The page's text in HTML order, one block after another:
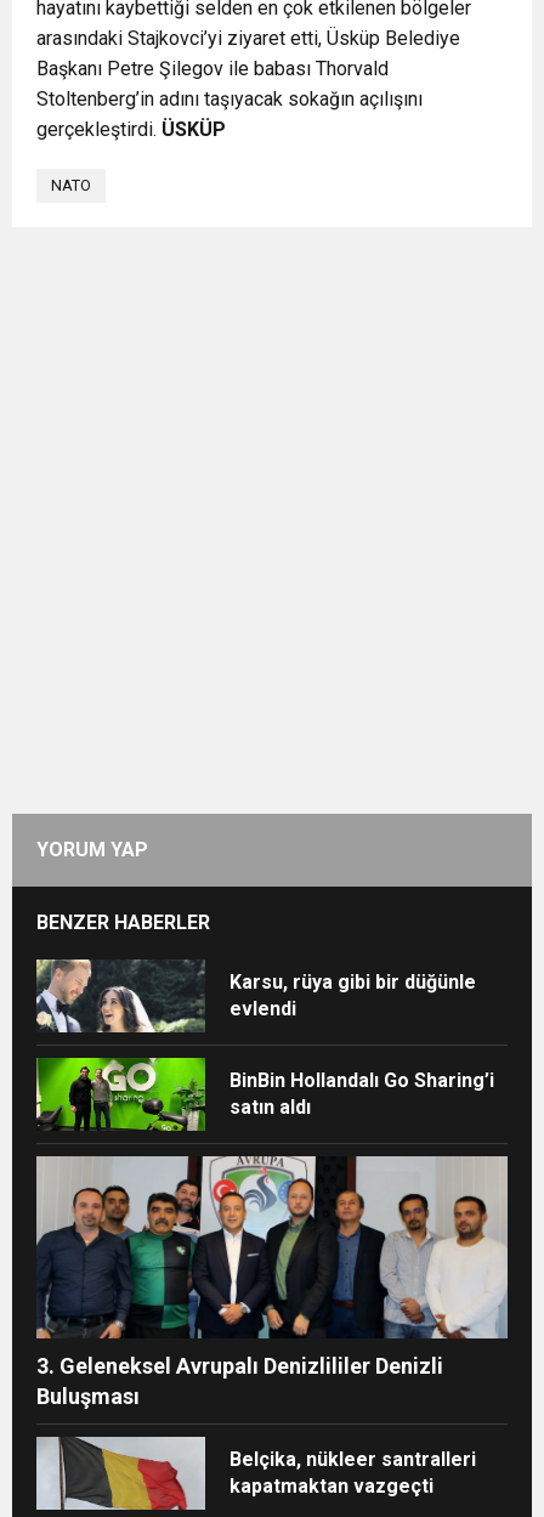
hayatını kaybettiği selden en çok etkilenen bölgeler
arasındaki Stajkovci’yi ziyaret etti, Üsküp Belediye
Başkanı Petre Şilegov ile babası Thorvald
Stoltenberg’in adını taşıyacak sokağın açılışını
gerçekleştirdi. ÜSKÜP
NATO
YORUM YAP
BENZER HABERLER
Karsu, rüya gibi bir düğünle
evlendi
BinBin Hollandalı Go Sharing’i
satın aldı
3. Geleneksel Avrupalı Denizlililer Denizli
Buluşması
Belçika, nükleer santralleri
kapatmaktan vazgeçti